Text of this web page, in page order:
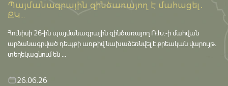
Պայմանագրային զինծառայող է մահացել․
ՔԿ...
Հունիսի 26-ին պայմանագրային զինծառայող Ռ.Խ.-ի մահվան
արձանագրված դեպքի առթիվ նախաձեռնվել է քրեական վարույթ․
տեղեկացնում են ...
26.06.26